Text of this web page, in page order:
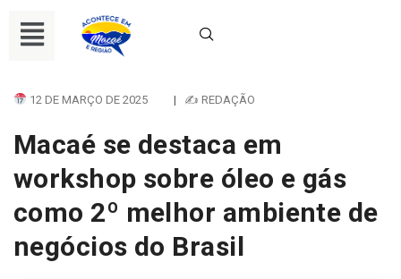
12 DE MARÇO DE 2025 | ✍ REDAÇÃO
Macaé se destaca em
workshop sobre óleo e gás
como 2º melhor ambiente de
negócios do Brasil